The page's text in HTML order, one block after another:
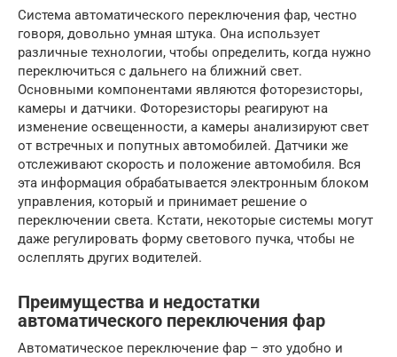
Система автоматического переключения фар, честно
говоря, довольно умная штука. Она использует
различные технологии, чтобы определить, когда нужно
переключиться с дальнего на ближний свет.
Основными компонентами являются фоторезисторы,
камеры и датчики. Фоторезисторы реагируют на
изменение освещенности, а камеры анализируют свет
от встречных и попутных автомобилей. Датчики же
отслеживают скорость и положение автомобиля. Вся
эта информация обрабатывается электронным блоком
управления, который и принимает решение о
переключении света. Кстати, некоторые системы могут
даже регулировать форму светового пучка, чтобы не
ослеплять других водителей.
Преимущества и недостатки
автоматического переключения фар
Автоматическое переключение фар – это удобно и